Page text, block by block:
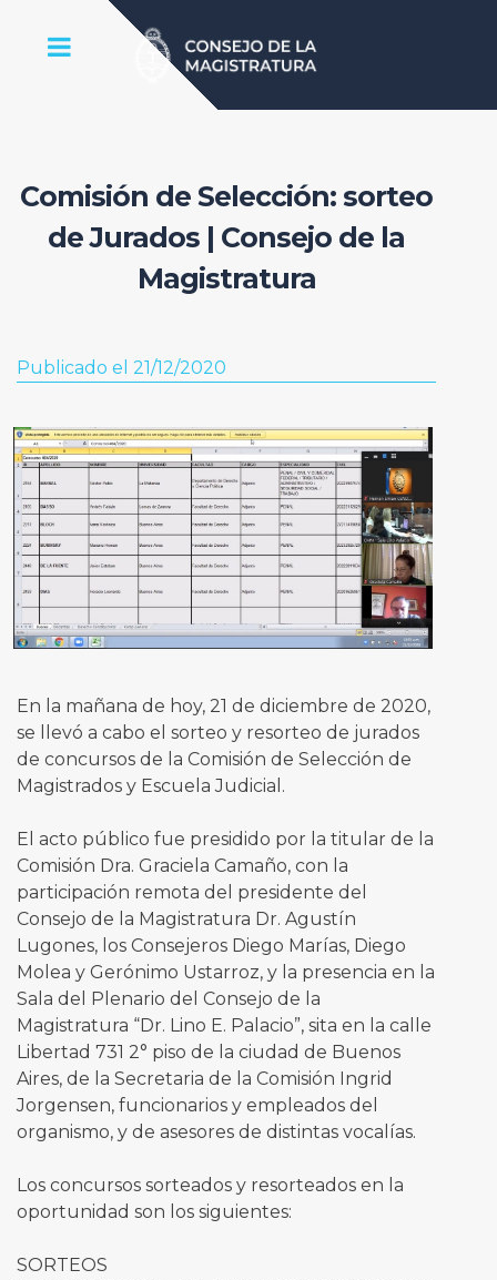
Comisión de Selección: sorteo
de Jurados | Consejo de la
Magistratura
Publicado el 21/12/2020
En la mañana de hoy, 21 de diciembre de 2020,
se llevó a cabo el sorteo y resorteo de jurados
de concursos de la Comisión de Selección de
Magistrados y Escuela Judicial.
El acto público fue presidido por la titular de la
Comisión Dra. Graciela Camaño, con la
participación remota del presidente del
Consejo de la Magistratura Dr. Agustín
Lugones, los Consejeros Diego Marías, Diego
Molea y Gerónimo Ustarroz, y la presencia en la
Sala del Plenario del Consejo de la
Magistratura “Dr. Lino E. Palacio”, sita en la calle
Libertad 731 2° piso de la ciudad de Buenos
Aires, de la Secretaria de la Comisión Ingrid
Jorgensen, funcionarios y empleados del
organismo, y de asesores de distintas vocalías.
Los concursos sorteados y resorteados en la
oportunidad son los siguientes:
SORTEOS